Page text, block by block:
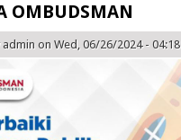
OMBUDSMAN
adminon Wed, 06/26/2024 - 04:18